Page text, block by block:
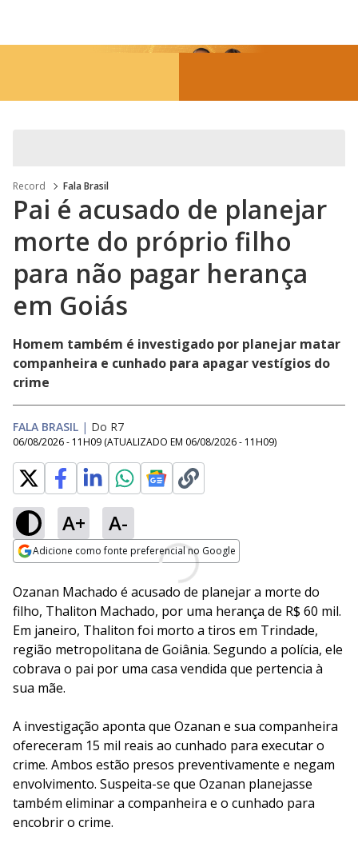
Record Fala Brasil
Pai é acusado de planejar
morte do próprio filho
para não pagar herança
em Goiás
Homem também é investigado por planejar matar
companheira e cunhado para apagar vestígios do
crime
FALA BRASIL | Do R7
06/08/2026 - 11H09 (ATUALIZADO EM 06/08/2026 - 11H09)
A+ A-
Adicione como fonte preferencial no Google
Ozanan Machado é acusado de planejar a morte do
filho, Thaliton Machado, por uma herança de R$ 60 mil.
Em janeiro, Thaliton foi morto a tiros em Trindade,
região metropolitana de Goiânia. Segundo a polícia, ele
cobrava o pai por uma casa vendida que pertencia à
sua mãe.
A investigação aponta que Ozanan e sua companheira
ofereceram 15 mil reais ao cunhado para executar o
crime. Ambos estão presos preventivamente e negam
envolvimento. Suspeita-se que Ozanan planejasse
também eliminar a companheira e o cunhado para
encobrir o crime.